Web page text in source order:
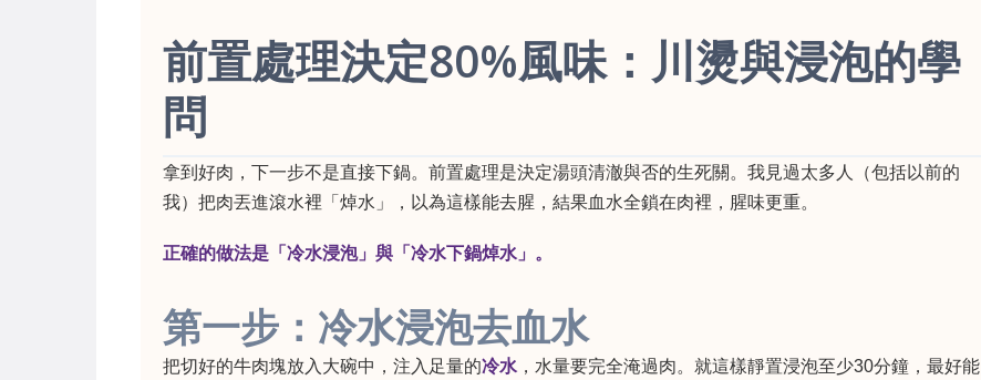
前置處理決定80%風味：川燙與浸泡的學
問
拿到好肉，下一步不是直接下鍋。前置處理是決定湯頭清澈與否的生死關。我見過太多人（包括以前的
我）把肉丟進滾水裡「焯水」，以為這樣能去腥，結果血水全鎖在肉裡，腥味更重。
正確的做法是「冷水浸泡」與「冷水下鍋焯水」。
第一步：冷水浸泡去血水
把切好的牛肉塊放入大碗中，注入足量的冷水 ，水量要完全淹過肉。就這樣靜置浸泡至少30分鐘，最好能